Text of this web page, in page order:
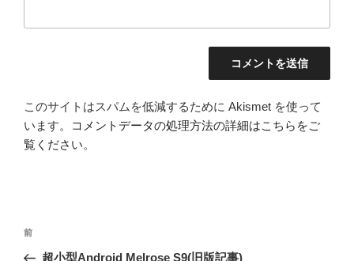
このサイトはスパムを低減するために Akismet を使って
います。
コメントデータの処理方法の詳細はこちらをご
覧ください。
投
前
の
前
超小型Android Melrose S9(旧版記事)